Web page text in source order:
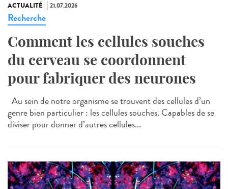
ACTUALITÉ 21.07.2026
Recherche
Comment les cellules souches
du cerveau se coordonnent
pour fabriquer des neurones
Au sein de notre organisme se trouvent des cellules d’un
genre bien particulier : les cellules souches. Capables de se
diviser pour donner d’autres cellules...